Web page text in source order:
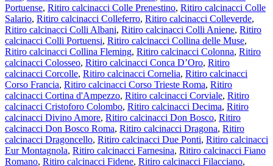
Portuense, Ritiro calcinacci Colle Prenestino, Ritiro calcinacci Colle
Salario, Ritiro calcinacci Colleferro, Ritiro calcinacci Colleverde,
Ritiro calcinacci Colli Albani, Ritiro calcinacci Colli Aniene, Ritiro
calcinacci Colli Portuensi, Ritiro calcinacci Collina delle Muse,
Ritiro calcinacci Collina Fleming, Ritiro calcinacci Colonna, Ritiro
calcinacci Colosseo, Ritiro calcinacci Conca D’Oro, Ritiro
calcinacci Corcolle, Ritiro calcinacci Cornelia, Ritiro calcinacci
Corso Francia, Ritiro calcinacci Corso Trieste Roma, Ritiro
calcinacci Cortina d'Ampezzo, Ritiro calcinacci Corviale, Ritiro
calcinacci Cristoforo Colombo, Ritiro calcinacci Decima, Ritiro
calcinacci Divino Amore, Ritiro calcinacci Don Bosco, Ritiro
calcinacci Don Bosco Roma, Ritiro calcinacci Dragona, Ritiro
calcinacci Dragoncello, Ritiro calcinacci Due Ponti, Ritiro calcinacci
Eur Montagnola, Ritiro calcinacci Farnesina, Ritiro calcinacci Fiano
Romano, Ritiro calcinacci Fidene, Ritiro calcinacci Filacciano,